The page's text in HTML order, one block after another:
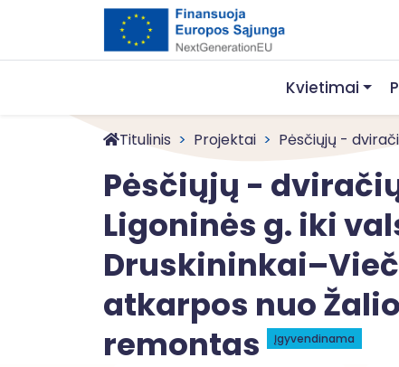
Kvietimai
Titulinis Projektai Pėsčiųjų -
Pėsčiųjų -
Ligoninės g. iki
atkarpos nuo
remontas
Įgyvendinama